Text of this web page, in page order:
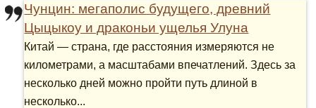
Чунцин: мегаполис будущего, древний
Цыцыкоу и драконьи ущелья Улуна
Китай — страна, где расстояния измеряются не
километрами, а масштабами впечатлений. Здесь за
несколько дней можно пройти путь длиной в
несколько...